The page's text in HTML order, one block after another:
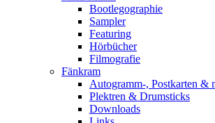
Bootlegographie
Sampler
Featuring
Hörbücher
Filmografie
Fänkram
Autogramm-, Postkarten &
Plektren & Drumsticks
Downloads